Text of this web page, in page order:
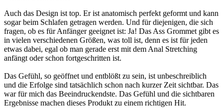
Auch das Design ist top. Er ist anatomisch perfekt geformt und kann
sogar beim Schlafen getragen werden. Und für diejenigen, die sich
fragen, ob es für Anfänger geeignet ist: Ja! Das Ass Grommet gibt es
in vielen verschiedenen Größen, was toll ist, denn es ist für jeden
etwas dabei, egal ob man gerade erst mit dem Anal Stretching
anfängt oder schon fortgeschritten ist.
Das Gefühl, so geöffnet und entblößt zu sein, ist unbeschreiblich
und die Erfolge sind tatsächlich schon nach kurzer Zeit sichtbar. Das
war für mich das Beeindruckendste. Das Gefühl und die sichtbaren
Ergebnisse machen dieses Produkt zu einem richtigen Hit.